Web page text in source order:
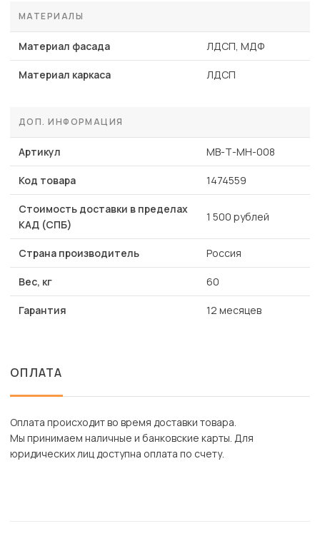
МАТЕРИАЛЫ
Материал фасада ЛДСП, МДФ
Материал каркаса ЛДСП
ДОП. ИНФОРМАЦИЯ
Артикул MB-Т-МН-008
Код товара 1474559
Стоимость доставки в пределах
КАД (СПБ)
1 500 рублей
Страна производитель Россия
Вес, кг 60
Гарантия 12 месяцев
ОПЛАТА
Оплата происходит во время доставки товара.
Мы принимаем наличные и банковские карты. Для
юридических лиц доступна оплата по счету.